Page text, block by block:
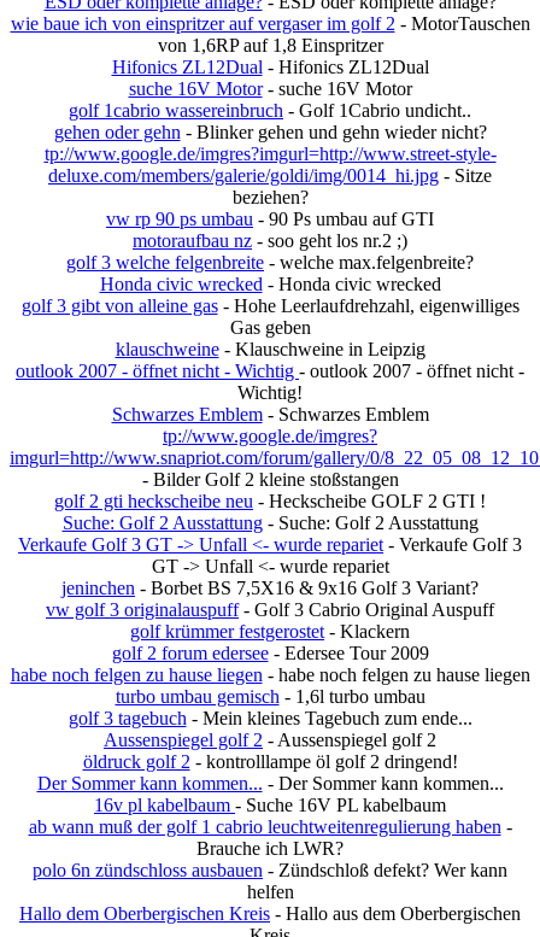
wie baue ich von einspritzer auf vergaser im golf 2 - MotorTauschen
von 1,6RP auf 1,8 Einspritzer
Hifonics ZL12Dual - Hifonics ZL12Dual
suche 16V Motor- suche 16V Motor
golf 1cabrio wassereinbruch - Golf 1Cabrio undicht..
gehen oder gehn - Blinker gehen und gehn wieder nicht?
tp://www.google.de/imgres?imgurl=http://www.street-style-
deluxe.com/members/galerie/goldi/img/0014_hi.jpg - Sitze
beziehen?
vw rp 90 ps umbau - 90 Ps umbau auf GTI
motoraufbau nz - soo geht los nr.2 ;)
golf 3 welche felgenbreite - welche max.felgenbreite?
Honda civic wrecked - Honda civic wrecked
golf 3 gibt von alleine gas- Hohe Leerlaufdrehzahl, eigenwilliges
Gas geben
klauschweine- Klauschweine in Leipzig
outlook 2007 - öffnet nicht - Wichtig - outlook 2007 - öffnet nicht -
Wichtig!
Schwarzes Emblem- Schwarzes Emblem
tp://www.google.de/imgres?
imgurl=http://www.snapriot.com/forum/gallery/0/
- Bilder Golf 2 kleine stoßstangen
golf 2 gti heckscheibe neu - Heckscheibe GOLF 2 GTI !
Suche: Golf 2 Ausstattung- Suche: Golf 2 Ausstattung
Verkaufe Golf 3 GT -> Unfall <- wurde repariet - Verkaufe Golf 3
GT -> Unfall <- wurde repariet
jeninchen - Borbet BS 7,5X16 & 9x16 Golf 3 Variant?
vw golf 3 originalauspuff- Golf 3 Cabrio Original Auspuff
golf krümmer festgerostet - Klackern
golf 2 forum edersee- Edersee Tour 2009
habe noch felgen zu hause liegen - habe noch felgen zu hause liegen
turbo umbau gemisch - 1,6l turbo umbau
golf 3 tagebuch - Mein kleines Tagebuch zum ende...
Aussenspiegel golf 2 - Aussenspiegel golf 2
öldruck golf 2 - kontrolllampe öl golf 2 dringend!
Der Sommer kann kommen... - Der Sommer kann kommen...
16v pl kabelbaum - Suche 16V PL kabelbaum
ab wann muß der golf 1 cabrio leuchtweitenregulierung haben -
Brauche ich LWR?
polo 6n zündschloss ausbauen - Zündschloß defekt? Wer kann
helfen
Hallo dem Oberbergischen Kreis - Hallo aus dem Oberbergischen